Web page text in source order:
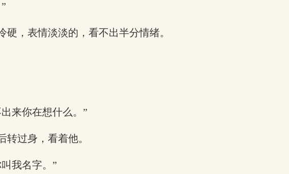
，表情淡淡的，看不出半分情绪。
来你在想什么。”
过身，看着他。
我名字。”